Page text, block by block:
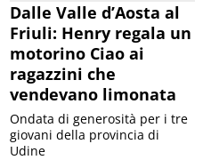
Dalle Valle d’Aosta al
Friuli: Henry regala un
motorino Ciao ai
ragazzini che
vendevano limonata
Ondata di generosità per i tre
giovani della provincia di
Udine